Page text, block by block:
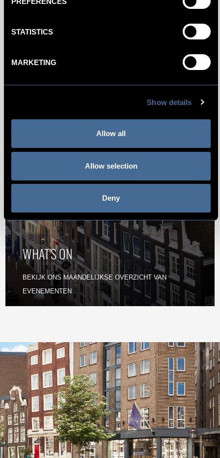
STATISTICS
MARKETING
Show details
Allow all
Allow selection
Deny
WHAT'S ON
BEKIJK ONS MAANDELIJKSE OVERZICHT VAN
EVENEMENTEN